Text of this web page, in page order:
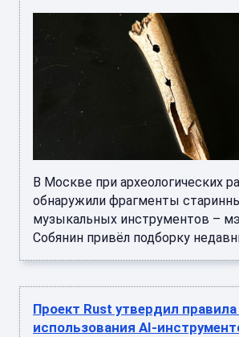
В Москве при археологических
обнаружили фрагменты
музыкальных инструментов –
Собянин привёл подборку
Проект Rust утвердил
использования AI-